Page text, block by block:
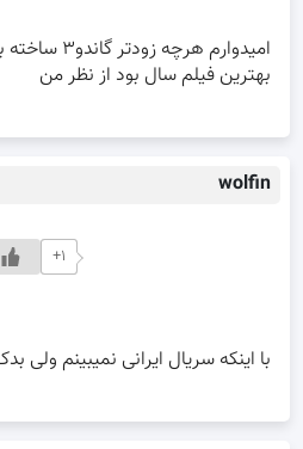
امیدوارم هرچه زودتر گاندو۳ ساخته بشع
بهترین فیلم سال بود از نظر من
wolfin
+۱
با اینکه سریال ایرانی نمیبینم ولی